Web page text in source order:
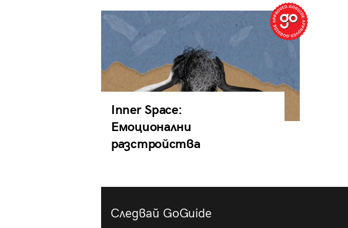
Inner Space:
Емоционални
разстройства
Следвай GoGuide